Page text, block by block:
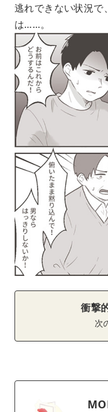
逃れできない状況で
は……。
衝撃
次